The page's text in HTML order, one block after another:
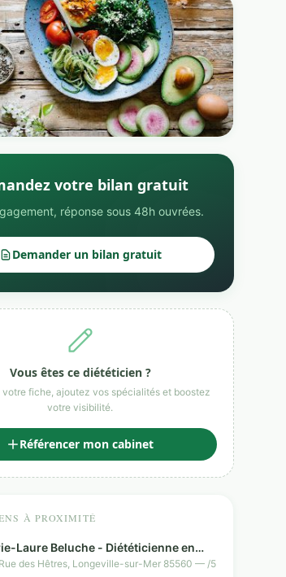
votre bilan gratuit
réponse sous 48h ouvrées.
Demander un bilan gratuit
Vous êtes ce diététicien ?
fiche, ajoutez vos spécialités et boostez
votre visibilité.
Référencer mon cabinet
À PROXIMITÉ
Laure Beluche - Diététicienne en
et à domicile
des Hêtres, Longeville-sur-Mer 85560 — /5